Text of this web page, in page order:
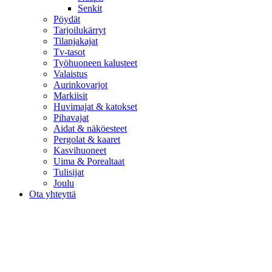
Senkit
Pöydät
Tarjoilukärryt
Tilanjakajat
Tv-tasot
Työhuoneen kalusteet
Valaistus
Aurinkovarjot
Markiisit
Huvimajat & katokset
Pihavajat
Aidat & näköesteet
Pergolat & kaaret
Kasvihuoneet
Uima & Porealtaat
Tulisijat
Joulu
Ota yhteyttä